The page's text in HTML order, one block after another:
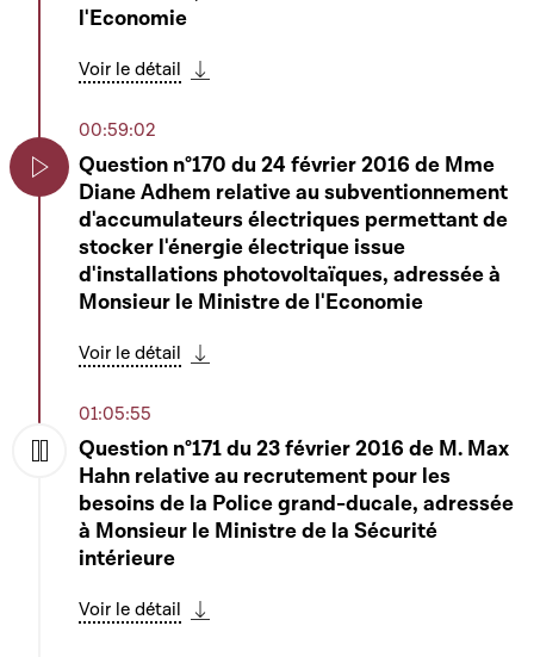
l'Economie
Voir le détail
00:59:02
Question n°170 du 24 février 2016 de Mme
Diane Adhem relative au subventionnement
d'accumulateurs électriques permettant de
stocker l'énergie électrique issue
d'installations photovoltaïques, adressée à
Monsieur le Ministre de l'Economie
Voir le détail
01:05:55
Question n°171 du 23 février 2016 de M. Max
Hahn relative au recrutement pour les
besoins de la Police grand-ducale, adressée
à Monsieur le Ministre de la Sécurité
intérieure
Voir le détail
Cruchten
Voir le détail
03:24:29
6880 - Projet de loi portant fusion des
communes de Hobscheid et de
Septfontaines - Rapporteur : Monsieur Yves
Cruchten
Voir le détail
03:40:00
l'Accord entre le Gouvernement du Grand-
Duché de Luxembourg et le Gouvernement
de la République française relatif à
l'assistance et à la coopération dans le
domaine de la sécurité civile, signé à Paris le
26 mai 2015 - Rapporteur : Monsieur Frank
Play